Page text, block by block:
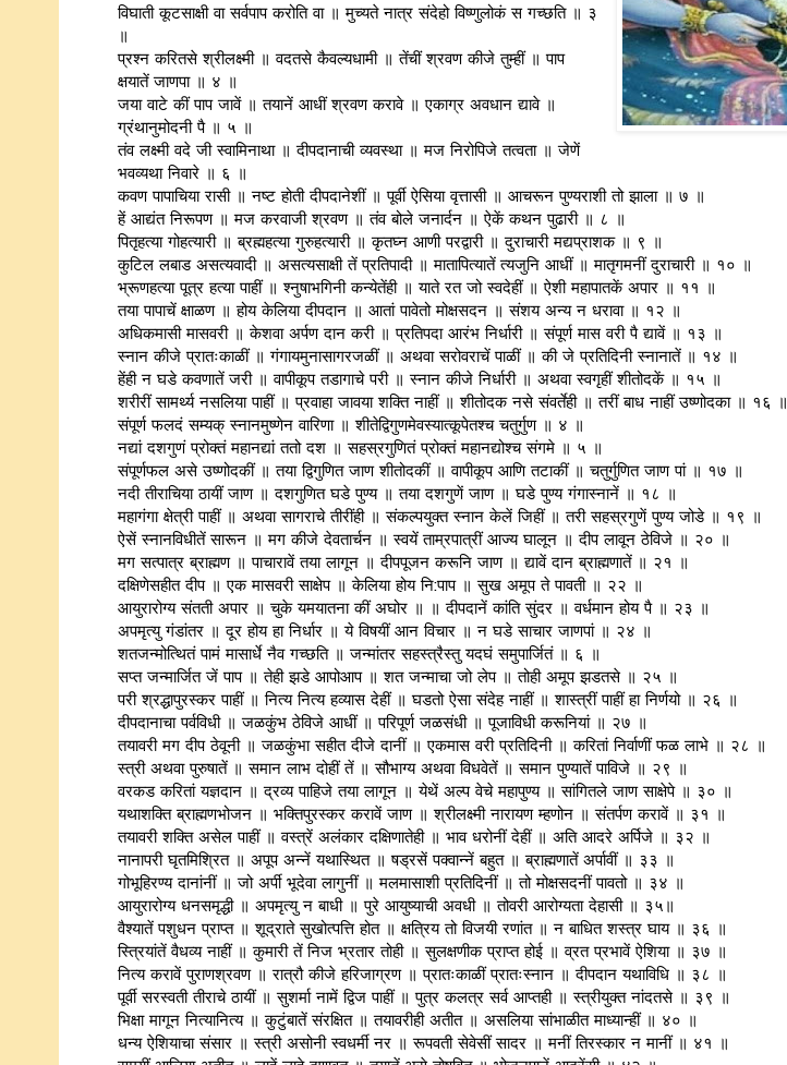
विघाती कूटसाक्षी वा सर्वपाप करोति वा ॥ मुच्यते नात्र संदेहो विष्णुलोकं स गच्छति ॥ ३
॥
प्रश्न करितसे श्रीलक्ष्मी ॥ वदतसे कैवल्यधामी ॥ तेंचीं श्रवण कीजे तुम्हीं ॥ पाप
क्षयातें जाणपा ॥ ४ ॥
जया वाटे कीं पाप जावें ॥ तयानें आधीं श्रवण करावे ॥ एकाग्र अवधान द्यावे ॥
ग्रंथानुमोदनी पै ॥ ५ ॥
तंव लक्ष्मी वदे जी स्वामिनाथा ॥ दीपदानाची व्यवस्था ॥ मज निरोपिजे तत्वता ॥ जेणें
भवव्यथा निवारे ॥ ६ ॥
कवण पापाचिया रासी ॥ नष्ट होती दीपदानेशीं ॥ पूर्वी ऐसिया वृत्तासी ॥ आचरून पुण्यराशी तो झाला ॥ ७ ॥
हें आद्यंत निरूपण ॥ मज करवाजी श्रवण ॥ तंव बोले जनार्दन ॥ ऐकें कथन पुढारी ॥ ८ ॥
पितृहत्या गोहत्यारी ॥ ब्रह्महत्या गुरुहत्यारी ॥ कृतघ्न आणी परद्वारी ॥ दुराचारी मद्यप्राशक ॥ ९ ॥
कुटिल लबाड असत्यवादी ॥ असत्यसाक्षी तें प्रतिपादी ॥ मातापित्यातें त्यजुनि आधीं ॥ मातृगमनीं दुराचारी ॥ १० ॥
भ्रूणहत्या पूत्र हत्या पाहीं ॥ श्‍नुषाभगिनी कन्येतेंही ॥ याते रत जो स्वदेहीं ॥ ऐशी महापातकें अपार ॥ ११ ॥
तया पापाचें क्षाळण ॥ होय केलिया दीपदान ॥ आतां पावेतो मोक्षसदन ॥ संशय अन्य न धरावा ॥ १२ ॥
अधिकमासी मासवरी ॥ केशवा अर्पण दान करी ॥ प्रतिपदा आरंभ निर्धारी ॥ संपूर्ण मास वरी पै द्यावें ॥ १३ ॥
स्नान कीजे प्रातःकाळीं ॥ गंगायमुनासागरजळीं ॥ अथवा सरोवराचें पाळीं ॥ की जे प्रतिदिनी स्नानातें ॥ १४ ॥
हेंही न घडे कवणातें जरी ॥ वापीकूप तडागाचे परी ॥ स्नान कीजे निर्धारी ॥ अथवा स्वगृहीं शीतोदकें ॥ १५ ॥
शरीरीं सामर्थ्य नसलिया पाहीं ॥ प्रवाहा जावया शक्ति नाहीं ॥ शीतोदक नसे संवर्तेही ॥ तरीं बाध नाहीं उष्णोदका ॥ १६ ॥
संपूर्ण फलदं सम्यक् स्नानमुष्णेन वारिणा ॥ शीतेद्विगुणमेवस्यात्कूपेतश्च चतुर्गुण ॥ ४ ॥
नद्यां दशगुणं प्रोक्तं महानद्यां ततो दश ॥ सहस्रगुणितं प्रोक्तं महानद्योश्च संगमे ॥ ५ ॥
संपूर्णफल असे उष्णोदकीं ॥ तया द्विगुणित जाण शीतोदकीं ॥ वापीकूप आणि तटाकीं ॥ चतुर्गुणित जाण पां ॥ १७ ॥
नदी तीराचिया ठायीं जाण ॥ दशगुणित घडे पुण्य ॥ तया दशगुणें जाण ॥ घडे पुण्य गंगास्नानें ॥ १८ ॥
महागंगा क्षेत्री पाहीं ॥ अथवा सागराचे तीरींही ॥ संकल्पयुक्त स्नान केलें जिहीं ॥ तरी सहस्रगुणें पुण्य जोडे ॥ १९ ॥
ऐसें स्नानविधीतें सारून ॥ मग कीजे देवतार्चन ॥ स्वयें ताम्रपात्रीं आज्य घालून ॥ दीप लावून ठेविजे ॥ २० ॥
मग सत्पात्र ब्राह्मण ॥ पाचारावें तया लागून ॥ दीपपूजन करूनि जाण ॥ द्यावें दान ब्राह्मणातें ॥ २१ ॥
दक्षिणेसहीत दीप ॥ एक मासवरी साक्षेप ॥ केलिया होय नि:पाप ॥ सुख अमूप ते पावती ॥ २२ ॥
आयुरारोग्य संतती अपार ॥ चुके यमयातना कीं अघोर ॥ ॥ दीपदानें कांति सुंदर ॥ वर्धमान होय पै ॥ २३ ॥
अपमृत्यु गंडांतर ॥ दूर होय हा निर्धार ॥ ये विषयीं आन विचार ॥ न घडे साचार जाणपां ॥ २४ ॥
शतजन्मोत्थितं पामं मासार्धे नैव गच्छति ॥ जन्मांतर सहस्त्रैस्तु यदघं समुपार्जितं ॥ ६ ॥
सप्त जन्मार्जित जें पाप ॥ तेही झडे आपोआप ॥ शत जन्माचा जो लेप ॥ तोही अमूप झडतसे ॥ २५ ॥
परी श्रद्धापुरस्कर पाहीं ॥ नित्य नित्य हव्यास देहीं ॥ घडतो ऐसा संदेह नाहीं ॥ शास्त्रीं पाहीं हा निर्णयो ॥ २६ ॥
दीपदानाचा पर्वविधी ॥ जळकुंभ ठेविजे आधीं ॥ परिपूर्ण जळसंधी ॥ पूजाविधी करूनियां ॥ २७ ॥
तयावरी मग दीप ठेवूनी ॥ जळकुंभा सहीत दीजे दानीं ॥ एकमास वरी प्रतिदिनी ॥ करितां निर्वाणीं फळ लाभे ॥ २८ ॥
स्त्री अथवा पुरुषातें ॥ समान लाभ दोहीं तें ॥ सौभाग्य अथवा विधवेतें ॥ समान पुण्यातें पाविजे ॥ २९ ॥
वरकड करितां यज्ञदान ॥ द्रव्य पाहिजे तया लागून ॥ येथें अल्प वेचे महापुण्य ॥ सांगितले जाण साक्षेपे ॥ ३० ॥
यथाशक्ति ब्राह्मणभोजन ॥ भक्तिपुरस्कर करावें जाण ॥ श्रीलक्ष्मी नारायण म्हणोन ॥ संतर्पण करावें ॥ ३१ ॥
तयावरी शक्ति असेल पाहीं ॥ वस्त्रें अलंकार दक्षिणातेही ॥ भाव धरोनीं देहीं ॥ अति आदरे अर्पिजे ॥ ३२ ॥
नानापरी घृतमिश्रित ॥ अपूप अन्नें यथास्थित ॥ षड्रसें पक्वान्नें बहुत ॥ ब्राह्मणातें अर्पावीं ॥ ३३ ॥
गोभूहिरण्य दानांनीं ॥ जो अर्पी भूदेवा लागुनीं ॥ मलमासाशी प्रतिदिनीं ॥ तो मोक्षसदनीं पावतो ॥ ३४ ॥
आयुरारोग्य धनसमृद्धी ॥ अपमृत्यु न बाधी ॥ पुरे आयुष्याची अवधी ॥ तोवरी आरोग्यता देहासी ॥ ३५॥
वैश्यातें पशुधन प्राप्त ॥ शूद्राते सुखोत्पत्ति होत ॥ क्षत्रिय तो विजयी रणांत ॥ न बाधित शस्त्र घाय ॥ ३६ ॥
स्त्रियांतें वैधव्य नाहीं ॥ कुमारी तें निज भ्रतार तोही ॥ सुलक्षणीक प्राप्त होई ॥ व्रत प्रभावें ऐशिया ॥ ३७ ॥
नित्य करावें पुराणश्रवण ॥ रात्रौ कीजे हरिजाग्रण ॥ प्रातःकाळीं प्रातःस्नान ॥ दीपदान यथाविधि ॥ ३८ ॥
पूर्वी सरस्वती तीराचे ठायीं ॥ सुशर्मा नामें द्विज पाहीं ॥ पुत्र कलत्र सर्व आप्तही ॥ स्त्रीयुक्‍त नांदतसे ॥ ३९ ॥
भिक्षा मागून नित्यानित्य ॥ कुटुंबातें संरक्षित ॥ तयावरीही अतीत ॥ असलिया सांभाळीत माध्यान्हीं ॥ ४० ॥
धन्य ऐशियाचा संसार ॥ स्त्री असोनी स्वधर्मी नर ॥ रूपवती सेवेसीं सादर ॥ मनीं तिरस्कार न मानीं ॥ ४१ ॥